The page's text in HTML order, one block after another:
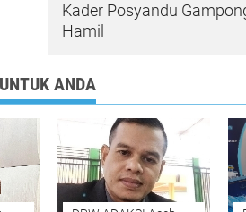
Kader Posyandu
Hamil
ANDA